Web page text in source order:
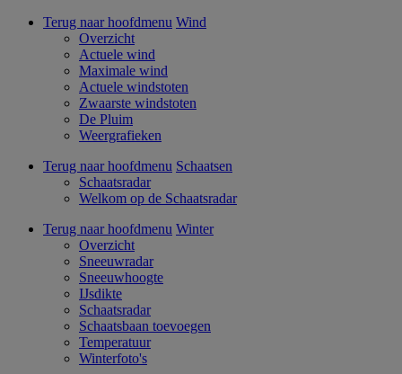
Terug naar hoofdmenu Wind
Overzicht
Actuele wind
Maximale wind
Actuele windstoten
Zwaarste windstoten
De Pluim
Weergrafieken
Terug naar hoofdmenu Schaatsen
Schaatsradar
Welkom op de Schaatsradar
Terug naar hoofdmenu Winter
Overzicht
Sneeuwradar
Sneeuwhoogte
IJsdikte
Schaatsradar
Schaatsbaan toevoegen
Temperatuur
Winterfoto's